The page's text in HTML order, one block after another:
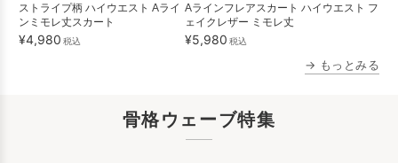
ストライプ柄 ハイウエスト Aライ
ンミモレ丈スカート
¥4,980 税込
Aラインフレアスカート ハイウエスト フ
ェイクレザー ミモレ丈
¥5,980 税込
→ もっとみる
骨格ウェーブ特集